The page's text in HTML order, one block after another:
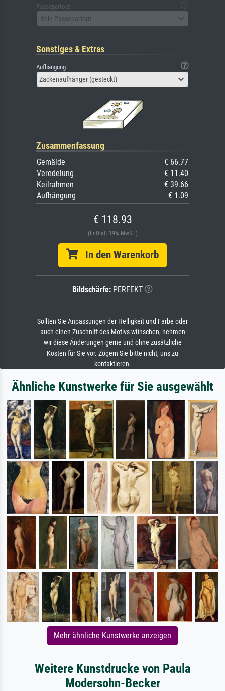
Passepartout
Kein Passepartout
Sonstiges & Extras
Aufhängung
Zackenaufhänger (gesteckt)
Zusammenfassung
Gemälde
€ 66.77
Veredelung
€ 11.40
Keilrahmen
€ 39.66
Aufhängung
€ 1.09
€ 118.93
(Enthält 19% MwSt.)
In den Warenkorb
Bildschärfe: PERFEKT
Sollten Sie Anpassungen der Helligkeit und Farbe oder
auch einen Zuschnitt des Motivs wünschen, nehmen
wir diese Änderungen gerne und ohne zusätzliche
Kosten für Sie vor. Zögern Sie bitte nicht, uns zu
kontaktieren.
Ähnliche Kunstwerke für Sie ausgewählt
Mehr ähnliche Kunstwerke anzeigen
Weitere Kunstdrucke von Paula
Modersohn-Becker